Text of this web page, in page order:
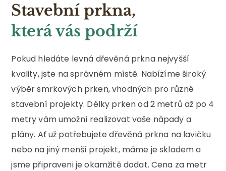
Stavební prkna,
která vás podrží
Pokud hledáte levná dřevěná prkna nejvyšší
kvality, jste na správném místě. Nabízíme široký
výběr smrkových prken, vhodných pro různé
stavební projekty. Délky prken od 2 metrů až po 4
metry vám umožní realizovat vaše nápady a
plány. Ať už potřebujete dřevěná prkna na lavičku
nebo na jiný menší projekt, máme je skladem a
jsme připraveni je okamžitě dodat. Cena za metr